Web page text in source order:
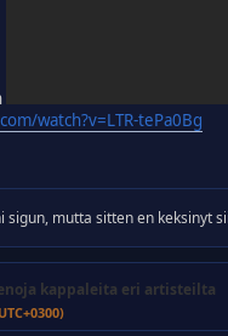
watch?v=LTR-tePa0Bg
sigun, mutta sitten en keksinyt
kappaleita eri artisteilta